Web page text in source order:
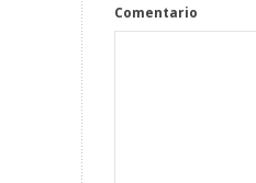
Comentario